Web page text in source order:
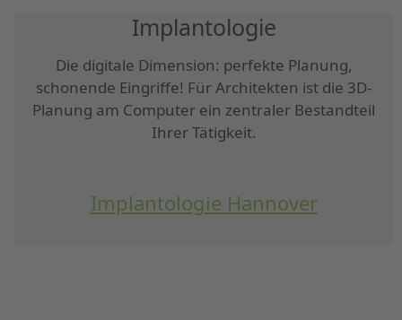
Implantologie
Die digitale Dimension: perfekte Planung,
schonende Eingriffe! Für Architekten ist die 3D-
Planung am Computer ein zentraler Bestandteil
Ihrer Tätigkeit.
Implantologie Hannover